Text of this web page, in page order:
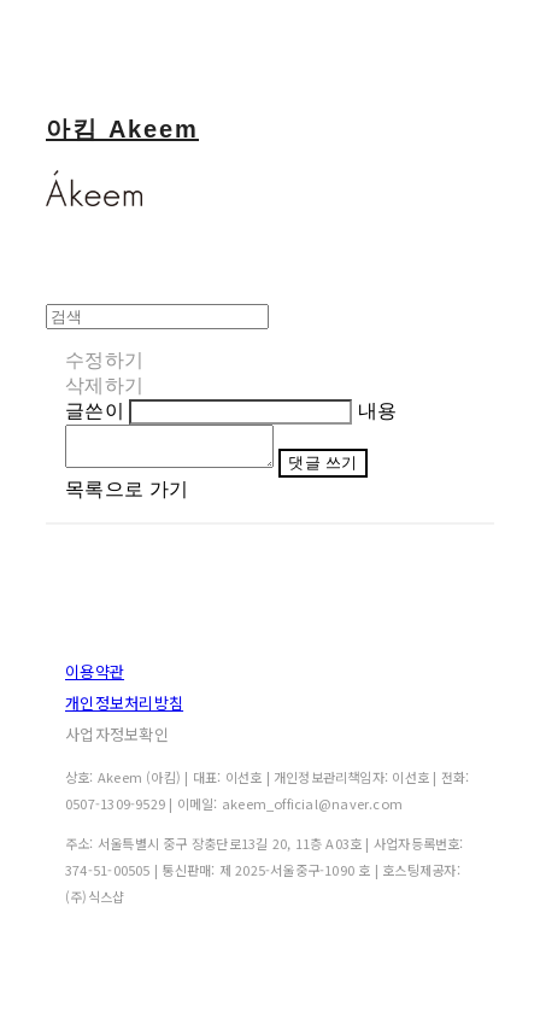
아킴 Akeem
수정하기
삭제하기
글쓴이
내용
댓글 쓰기
목록으로 가기
이용약관
개인정보처리방침
사업자정보확인
상호: Akeem (아킴) | 대표: 이선호 | 개인정보관리책임자: 이선호 | 전화:
0507-1309-9529 | 이메일: akeem_official@naver.com
주소: 서울특별시 중구 장충단로13길 20, 11층 A03호 | 사업자등록번호:
374-51-00505 | 통신판매: 제 2025-서울중구-1090 호 | 호스팅제공자:
(주)식스샵